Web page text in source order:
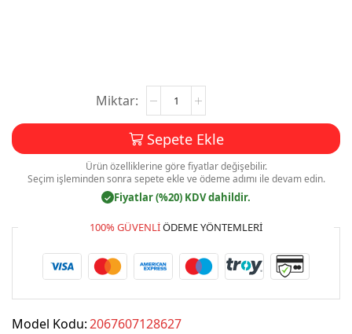
Smmm
Muhasebeci
Kartvizit
Baskı
Mdl:V0447
adet
Sepete Ekle
Ürün özelliklerine göre fiyatlar değişebilir.
Seçim işleminden sonra sepete ekle ve ödeme adımı ile devam edin.
✓ Fiyatlar (%20) KDV dahildir.
100% GÜVENLIÖDEME YÖNTEMLERI
Model Kodu:2067607128627